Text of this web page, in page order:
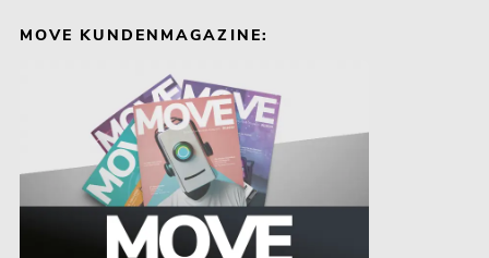
MOVE KUNDENMAGAZINE: